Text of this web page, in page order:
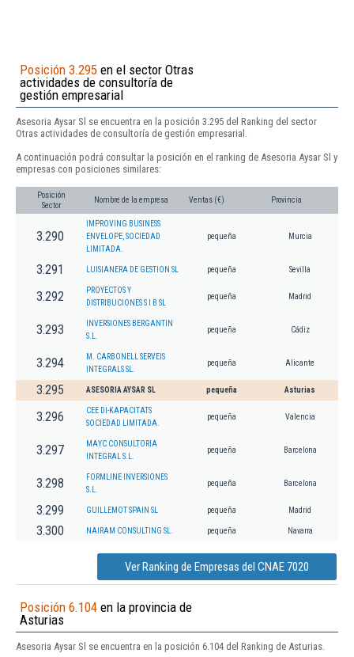
Posición 3.295 en el sector Otras
actividades de consultoría de
gestión empresarial
Asesoria Aysar Sl se encuentra en la posición 3.295 del Ranking del sector
Otras actividades de consultoría de gestión empresarial.
A continuación podrá consultar la posición en el ranking de Asesoria Aysar Sl y
empresas con posiciones similares:
Posición
Sector
Nombre de la empresa Ventas (€) Provincia
3.290
IMPROVING BUSINESS
ENVELOPE, SOCIEDAD
LIMITADA.
pequeña Murcia
3.291 LUISIANERA DE GESTION SL pequeña Sevilla
3.292
PROYECTOS Y
DISTRIBUCIONES S I B SL
pequeña Madrid
3.293
INVERSIONES BERGANTIN
S.L.
pequeña Cádiz
3.294
M. CARBONELL SERVEIS
INTEGRALS SL.
pequeña Alicante
3.295 ASESORIA AYSAR SL pequeña Asturias
3.296
CEE DI-KAPACITATS
SOCIEDAD LIMITADA.
pequeña Valencia
3.297
MAYC CONSULTORIA
INTEGRAL S.L.
pequeña Barcelona
3.298
FORMLINE INVERSIONES
S.L.
pequeña Barcelona
3.299 GUILLEMOT SPAIN SL pequeña Madrid
3.300 NAIRAM CONSULTING SL. pequeña Navarra
Ver Ranking de Empresas del CNAE 7020
Posición 6.104 en la provincia de
Asturias
Asesoria Aysar Sl se encuentra en la posición 6.104 del Ranking de Asturias.